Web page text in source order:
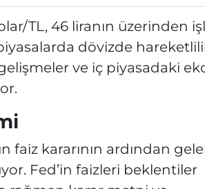
TL, 46 liranın üzerinden
dövizde
ve iç piyasadaki
faiz kararının ardından
Fed’in faizleri beklentiler